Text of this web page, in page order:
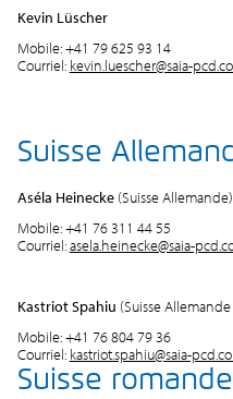
Kevin Lüscher
Mobile: +41 79 625 93 14
Courriel: kevin.luescher@saia-
Suisse
Aséla Heinecke(Suisse Allemande)
Mobile: +41 76 311 44 55
Courriel:asela.heinecke@saia-
Kastriot Spahiu (Suisse Allemande
Mobile: +41 76 804 79 36
Courriel: kastriot.spahiu@saia-
Suisse romande